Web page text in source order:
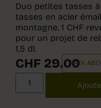
Duo petites tasses
tasses en acier
montagne. 1 CHF
pour un projet de
1,5 dl.
CHF 29.00
PRIX